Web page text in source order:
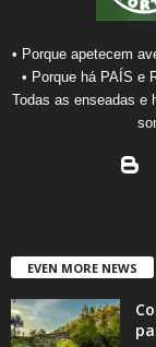
• Porque apetecem
• Porque há PAÍS e
Todas as enseadas e
EVEN MORE NEWS